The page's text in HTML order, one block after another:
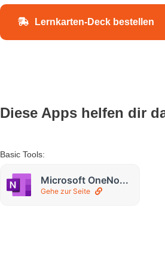
Lernkarten-Deck bestellen
Diese Apps helfen dir
Basic Tools:
Microsoft OneNo...
Gehe zur Seite